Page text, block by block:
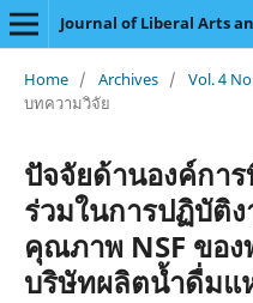
Home / Archives / Vol. 4
บทความวิจัย
ปัจจัยด้านองค์กา
ร่วมในการปฏิบัติ
คุณภาพ NSF ขอ
บริษัทผลิตน้ำดื่มแ